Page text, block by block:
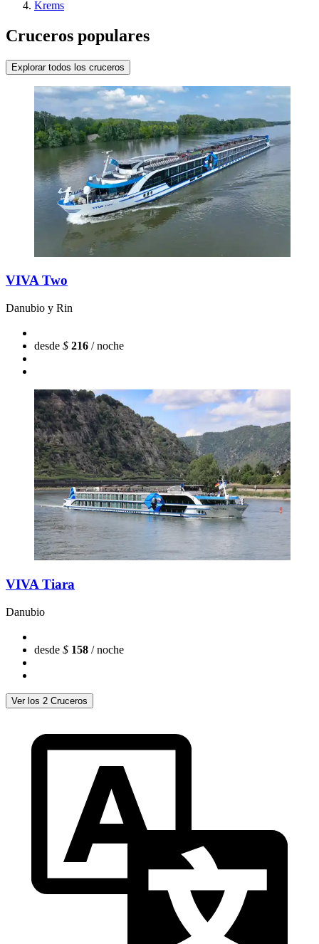
Krems
Cruceros populares
Explorar todos los cruceros
VIVA Two
Danubio y Rin
desde $ 216 / noche
VIVA Tiara
Danubio
desde $ 158 / noche
Ver los 2 Cruceros